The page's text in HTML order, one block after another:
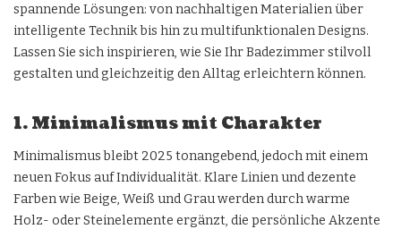
spannende Lösungen: von nachhaltigen Materialien über
intelligente Technik bis hin zu multifunktionalen Designs.
Lassen Sie sich inspirieren, wie Sie Ihr Badezimmer stilvoll
gestalten und gleichzeitig den Alltag erleichtern können.
1. Minimalismus mit Charakter
Minimalismus bleibt 2025 tonangebend, jedoch mit einem
neuen Fokus auf Individualität. Klare Linien und dezente
Farben wie Beige, Weiß und Grau werden durch warme
Holz- oder Steinelemente ergänzt, die persönliche Akzente